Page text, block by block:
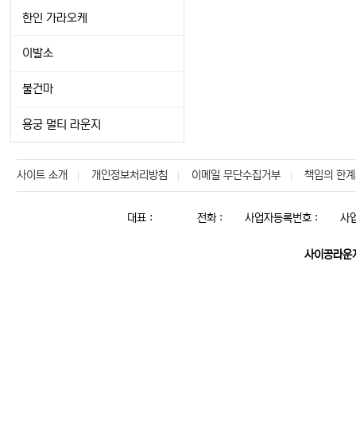
한인 가라오케
이발소
불건마
용궁 멀티 라운지
사이트 소개 개인정보처리방침 이메일 무단수집거부 책임의 한
대표 : 전화 : 사업자등록번호 : 사
사이공라